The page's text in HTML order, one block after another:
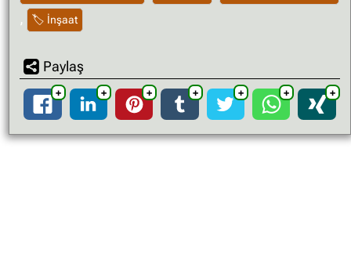
, İnşaat
Paylaş
➕ ➕ ➕ ➕ ➕ ➕ ➕